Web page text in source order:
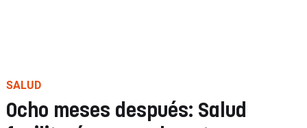
SALUD
Ocho meses después: Salud